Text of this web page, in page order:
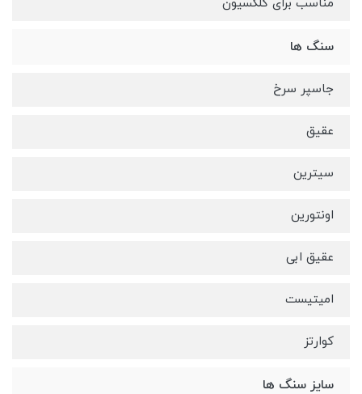
مناسب برای کلکسیون
سنگ ها
جاسپر سرخ
عقیق
سیترین
اونتورین
عقیق ابی
امیتیست
کوارتز
سایز سنگ ها